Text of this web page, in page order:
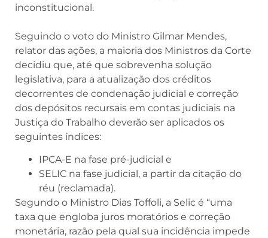
inconstitucional.
Seguindo o voto do Ministro Gilmar Mendes,
relator das ações, a maioria dos Ministros da Corte
decidiu que, até que sobrevenha solução
legislativa, para a atualização dos créditos
decorrentes de condenação judicial e correção
dos depósitos recursais em contas judiciais na
Justiça do Trabalho deverão ser aplicados os
seguintes índices:
IPCA-E na fase pré-judicial e
SELIC na fase judicial, a partir da citação do
réu (reclamada).
Segundo o Ministro Dias Toffoli, a Selic é “uma
taxa que engloba juros moratórios e correção
monetária, razão pela qual sua incidência impede